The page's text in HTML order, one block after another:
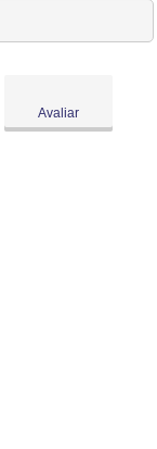
Avaliar